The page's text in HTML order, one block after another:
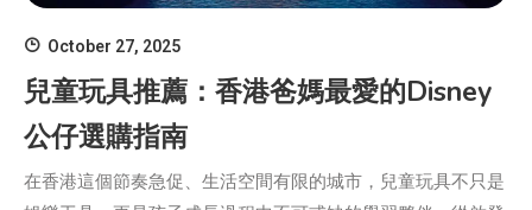
October 27, 2025
兒童玩具推薦：香港爸媽最愛的Disney
公仔選購指南
在香港這個節奏急促、生活空間有限的城市，兒童玩具不只是